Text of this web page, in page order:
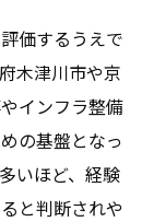
土木工事の
える影響に
木工事の関
価するうえで
木津川市や京
インフラ整備
の基盤となっ
いほど、経験
と判断されや